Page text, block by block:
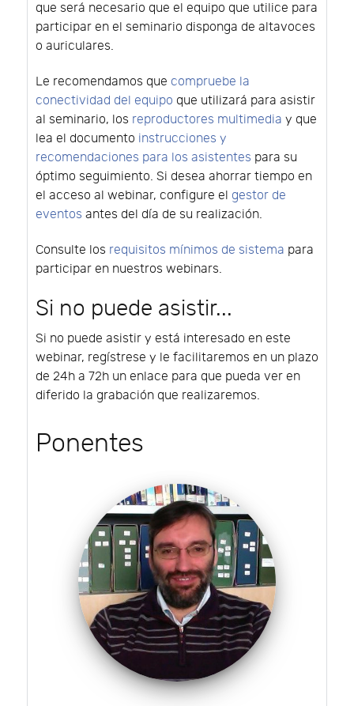
que será necesario que el equipo que utilice para
participar en el seminario disponga de altavoces
o auriculares.
Le recomendamos que compruebe la
conectividad del equipo que utilizará para asistir
al seminario, los reproductores multimedia y que
lea el documento instrucciones y
recomendaciones para los asistentes para su
óptimo seguimiento. Si desea ahorrar tiempo en
el acceso al webinar, configure el gestor de
eventos antes del día de su realización.
Consulte los requisitos mínimos de sistema para
participar en nuestros webinars.
Si no puede asistir...
Si no puede asistir y está interesado en este
webinar, regístrese y le facilitaremos en un plazo
de 24h a 72h un enlace para que pueda ver en
diferido la grabación que realizaremos.
Ponentes